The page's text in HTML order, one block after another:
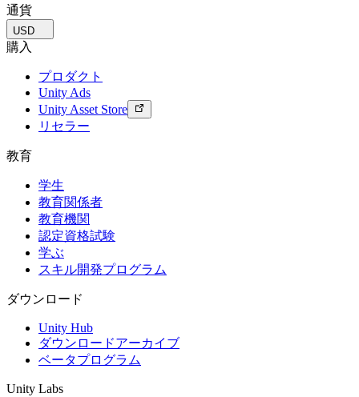
ストアとD2C全体でIAPを管理
収益化
Unity で宣伝
Unity で収益化
活用事例
モバイルゲーム
Unity でモバイル向けヒット作を制作して成長させる
インディーゲーム
少人数のチームで大規模なゲームを開発する
XR ゲーム
XR ゲームを複数プラットフォーム向けにローンチする
マルチプレイヤーゲーム
マルチプレイヤーゲーム制作を簡素化
デモ、サンプル、ビルディングブロック
すべてのリソース
新機能
ブログ
更新情報、情報、技術的ヒント
お知らせ
ニュース、ストーリー、プレスセンター
教育を大幅に強化
教育機関向けライセンス
認定教材
Unityのマスタリーを証明する
通貨
USD
購入
プロダクト
Unity Ads
Unity Asset Store
リセラー
教育
学生
教育関係者
教育機関
認定資格試験
学ぶ
スキル開発プログラム
ダウンロード
Unity Hub
ダウンロードアーカイブ
ベータプログラム
Unity Labs